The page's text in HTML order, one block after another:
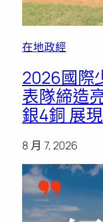
在地政經
2026國際
表隊締造
銀4銅 展
8 月 7, 2026